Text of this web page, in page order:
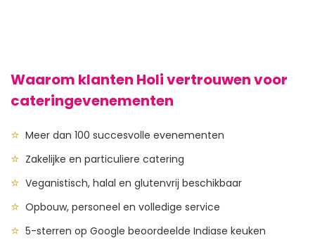
Waarom klanten Holi vertrouwen voor
cateringevenementen
Meer dan 100 succesvolle evenementen
Zakelijke en particuliere catering
Veganistisch, halal en glutenvrij beschikbaar
Opbouw, personeel en volledige service
5-sterren op Google beoordeelde Indiase keuken